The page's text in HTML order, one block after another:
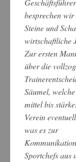
besprechen
Steine und
wirtschaftliche
Zur ersten
über die
Säumel,
mittel bis
Verein
was es zur
Sportchefs aus